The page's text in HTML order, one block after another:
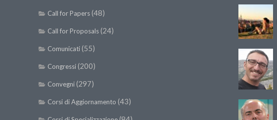
Call for Papers(48)
Call for Proposals(24)
Comunicati(55)
Congressi(200)
Convegni(297)
Corsi di Aggiornamento (43)